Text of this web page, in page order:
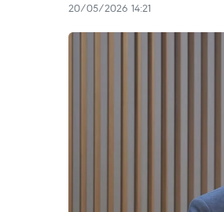
20/05/2026 14:21